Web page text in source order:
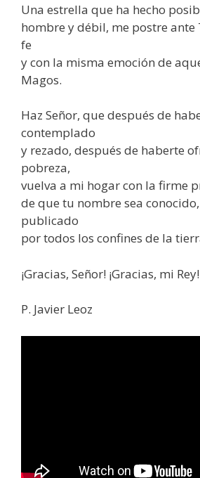
Una estrella que ha hecho
hombre y débil, me postre ante
fe
y con la misma emoción de
Magos.
Haz Señor, que después de
contemplado
y rezado, después de haberte
pobreza,
vuelva a mi hogar con la firme
de que tu nombre sea
publicado
por todos los confines de la
¡Gracias, Señor! ¡Gracias, mi Rey!
P. Javier Leoz